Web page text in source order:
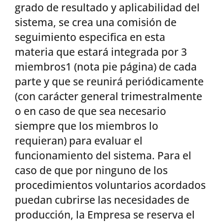
grado de resultado y aplicabilidad del
sistema, se crea una comisión de
seguimiento especifica en esta
materia que estará integrada por 3
miembros1 (nota pie página) de cada
parte y que se reunirá periódicamente
(con carácter general trimestralmente
o en caso de que sea necesario
siempre que los miembros lo
requieran) para evaluar el
funcionamiento del sistema. Para el
caso de que por ninguno de los
procedimientos voluntarios acordados
puedan cubrirse las necesidades de
producción, la Empresa se reserva el